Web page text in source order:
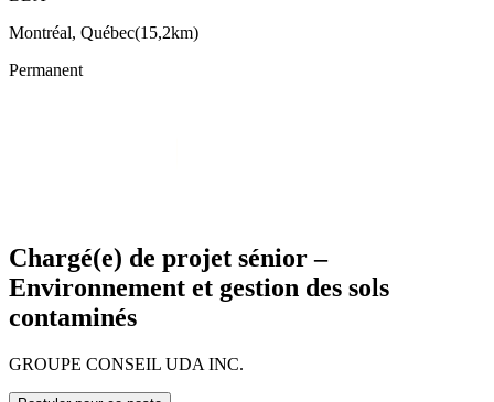
Montréal, Québec(15,2km)
Permanent
Chargé(e) de projet sénior –
Environnement et gestion des sols
contaminés
GROUPE CONSEIL UDA INC.